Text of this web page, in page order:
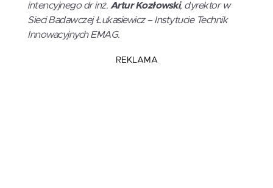
intencyjnego dr inż. Artur Kozłowski, dyrektor w
Sieci Badawczej Łukasiewicz – Instytucie Technik
Innowacyjnych EMAG.
REKLAMA